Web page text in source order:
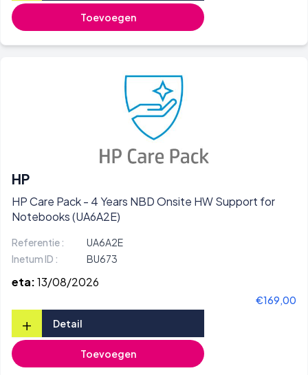
Toevoegen
HP
HP Care Pack - 4 Years NBD Onsite HW Support for
Notebooks (UA6A2E)
Referentie :
UA6A2E
Inetum ID :
BU673
eta:13/08/2026
€169,00
+ Detail
Toevoegen